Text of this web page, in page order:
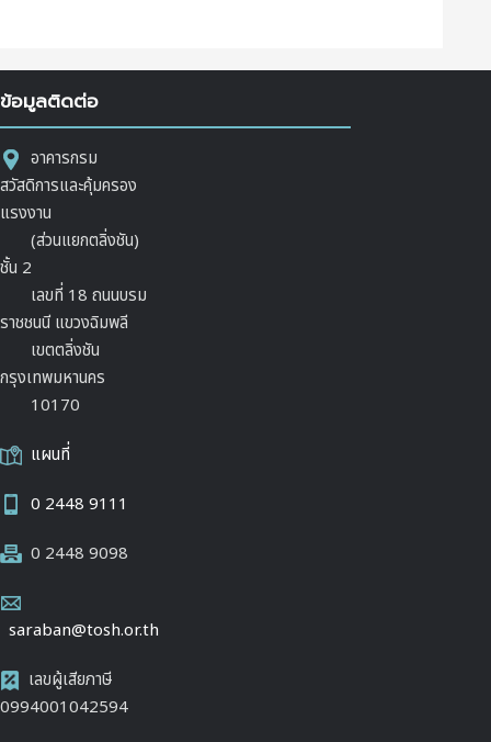
ข้อมูลติดต่อ
อาคารกรม
สวัสดิการและคุ้มครอง
แรงงาน
(ส่วนแยกตลิ่งชัน)
ชั้น 2
เลขที่ 18 ถนนบรม
ราชชนนี แขวงฉิมพลี
เขตตลิ่งชัน
กรุงเทพมหานคร
10170
แผนที่
0 2448 9111
0 2448 9098
saraban@tosh.or.th
เลขผู้เสียภาษี
0994001042594